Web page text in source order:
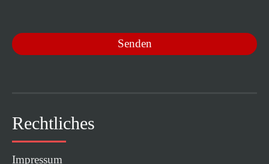
Rechtliches
Impressum